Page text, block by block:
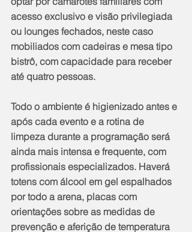
acesso exclusivo e visão privilegiada
ou lounges fechados, neste caso
mobiliados com cadeiras e mesa tipo
bistrô, com capacidade para receber
até quatro pessoas.
Todo o ambiente é higienizado antes e
após cada evento e a rotina de
limpeza durante a programação será
ainda mais intensa e frequente, com
profissionais especializados. Haverá
totens com álcool em gel espalhados
por todo a arena, placas com
orientações sobre as medidas de
prevenção e aferição de temperatura